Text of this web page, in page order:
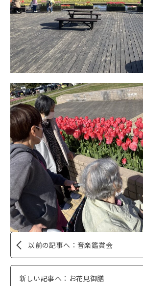
以前の記事へ：音楽鑑賞会
新しい記事へ：お花見御膳